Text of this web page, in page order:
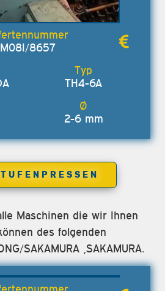
M08I/8657
TH4-6A
2-6 mm
Maschinen die wir Ihnen
des folgenden
SAKAMURA ,SAKAMURA.